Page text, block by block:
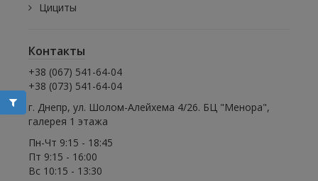
Цициты
Контакты
+38 (067) 541-64-04
+38 (073) 541-64-04
г. Днепр, ул. Шолом-Алейхема 4/26. БЦ "Менора",
галерея 1 этажа
Пн-Чт 9:15 - 18:45
Пт 9:15 - 16:00
Вс 10:15 - 13:30